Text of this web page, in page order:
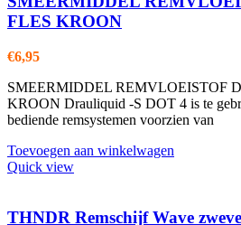
FLES KROON
€6,95
SMEERMIDDEL REMVLOEISTOF
KROON Drauliquid -S DOT 4 is te
bediende remsystemen voorzien van
Toevoegen aan winkelwagen
Quick view
THNDR Remschijf Wave